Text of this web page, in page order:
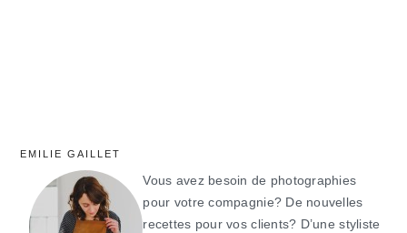
EMILIE GAILLET
Vous avez besoin de photographies
pour votre compagnie? De nouvelles
recettes pour vos clients? D’une styliste